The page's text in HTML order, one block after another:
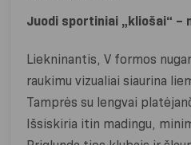
Juodi sportiniai „kliošai“ –
Liekninantis, V formos
raukimu vizualiai siaurina
Tamprės su lengvai
Išsiskiria itin madingu,